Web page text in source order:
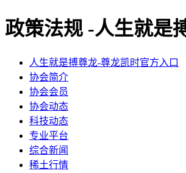
政策法规 -人生就是
人生就是搏尊龙-尊龙凯时官方入口
协会简介
协会会员
协会动态
科技动态
专业平台
综合新闻
稀土行情